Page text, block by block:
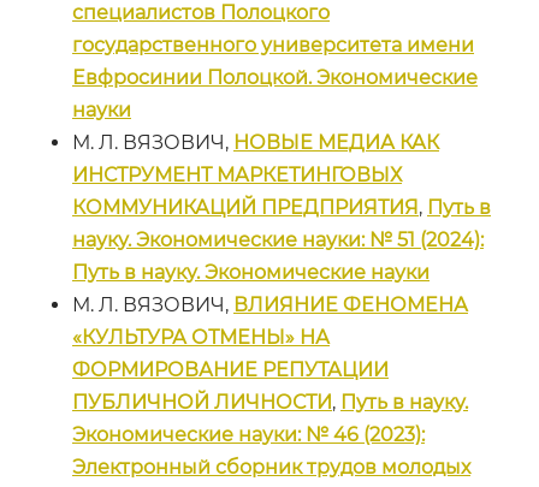
специалистов Полоцкого
государственного университета имени
Евфросинии Полоцкой. Экономические
науки
М. Л. ВЯЗОВИЧ, НОВЫЕ МЕДИА КАК
ИНСТРУМЕНТ МАРКЕТИНГОВЫХ
КОММУНИКАЦИЙ ПРЕДПРИЯТИЯ, Путь в
науку. Экономические науки: № 51 (2024):
Путь в науку. Экономические науки
М. Л. ВЯЗОВИЧ, ВЛИЯНИЕ ФЕНОМЕНА
«КУЛЬТУРА ОТМЕНЫ» НА
ФОРМИРОВАНИЕ РЕПУТАЦИИ
ПУБЛИЧНОЙ ЛИЧНОСТИ, Путь в науку.
Экономические науки: № 46 (2023):
Электронный сборник трудов молодых